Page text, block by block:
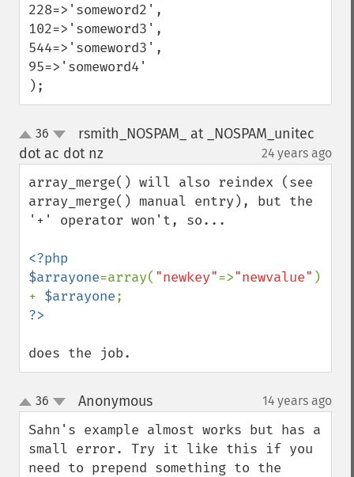
228=>'someword2',
102=>'someword3',
544=>'someword3',
95=>'someword4'
);
up
down
36
rsmith_NOSPAM_ at _NOSPAM_unitec
dot ac dot nz
24 years ago
array_merge() will also reindex (see
array_merge() manual entry), but the
'+' operator won't, so...
<?php
$arrayone=array( "newkey"=>"newvalue" )
+ $arrayone
does the job.
up
down
36 Anonymous¶ 14 years ago
Sahn's example almost works but has a
small error. Try it like this if you
need to prepend something to the